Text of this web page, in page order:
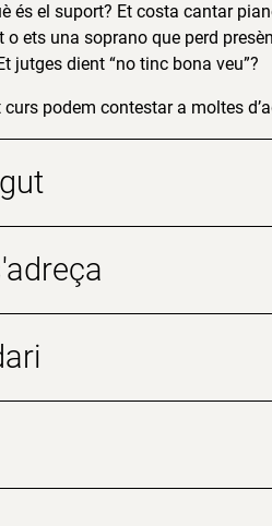
és el suport? Et costa cantar
o ets una soprano que perd
jutges dient “no tinc bona veu”?
podem contestar a moltes